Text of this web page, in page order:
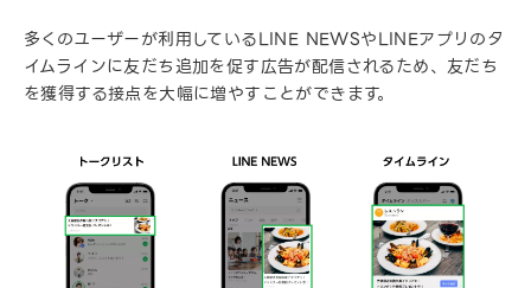
多くのユーザーが利用しているLINE NEWSやLINEアプリのタ
イムラインに友だち追加を促す広告が配信されるため、友だち
を獲得する接点を大幅に増やすことができます。